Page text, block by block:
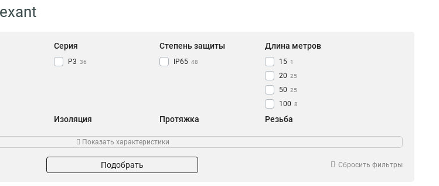
Серия
Р3 36
Степень защиты
IP65 48
Длина метров
15 1
20 25
50 25
100 8
Изоляция
Да 32
Нет 8
Протяжка
Да 10
Нет 48
Резьба
Да 12
Нет 2
Показать характеристики
Подобрать Сбросить фильтры